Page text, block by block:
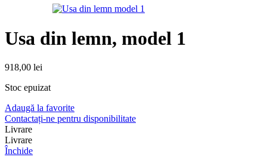
Usa din lemn, model 1
918,00 lei
Stoc epuizat
Adaugă la favorite
Contactați-ne pentru disponibilitate
Livrare
Livrare
Închide